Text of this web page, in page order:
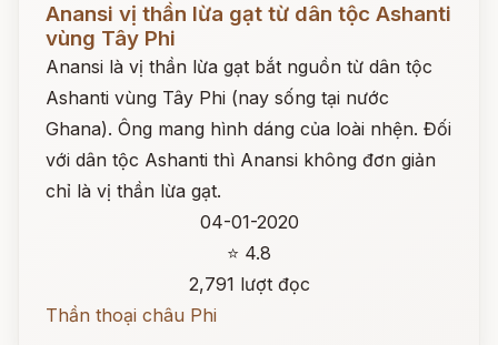
Anansi vị thần lừa gạt từ dân tộc Ashanti
vùng Tây Phi
Anansi là vị thần lừa gạt bắt nguồn từ dân tộc
Ashanti vùng Tây Phi (nay sống tại nước
Ghana). Ông mang hình dáng của loài nhện. Đối
với dân tộc Ashanti thì Anansi không đơn giản
chỉ là vị thần lừa gạt.
04-01-2020
⭐ 4.8
2,791 lượt đọc
Thần thoại châu Phi